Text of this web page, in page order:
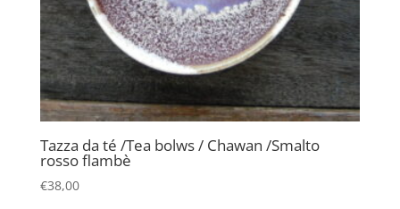
Tazza da té /Tea bolws / Chawan /Smalto
rosso flambè
€38,00